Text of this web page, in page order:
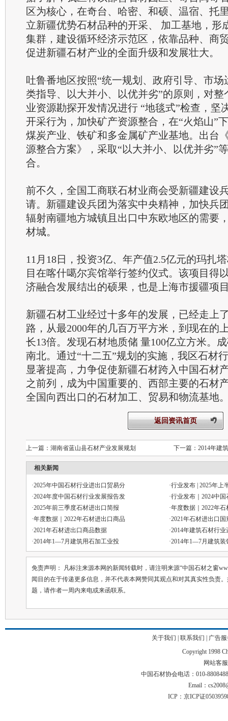
区为核心，在奇台、哈密、和硕、温宿、托
立新疆优势石材品种的开采、 加工基地，形
集群，建设循环经济示范区，依靠品种、商
促进新疆石材产业的全面升级和发展壮大。
吐鲁番地区按照“统一规划、政府引导、市
类指导、以大并小、以优并劣”的原则，对整
业资源勘探开发情况进行 “地毯式”检查，坚
开采行为，加快矿产资源整合，在“火焰山”
煤炭产业、铁矿和多金属矿产业基地。出台
源整合方案》，采取“以大并小、以优并劣”
合。
前不久，全国工商联石材业商会受新疆建设
请。新疆建设兵团为落实中央精神，加快兵
辐射南疆地方城镇且出口中东欧地区的需要
材城。
11月18日，投资3亿、年产值2.5亿元的玛扎
目在喀什噶尔宾馆举行签约仪式。该项目得
济融合发展结出的硕果，也是上海市援疆项
新疆石材工业经过十多年的发展，已经走上
路，从最2000年的几百万平方米，到现在的
长13倍。发现石材地质储 量100亿立方米。
南北。通过“十二五”规划的实施，我区石材
显著提高，力争促使新疆石材跨入中国石材
之前列，成为中国重要的、西部主要的石材
全国向西出口的石材加工、贸易和物流基地
返回资讯首页
上一篇： 湖南省蓝山县石材产业发展规划 下一篇： 2014年建
相关新闻
·2025年中国石材行业进出口贸易分 ·行业发布 | 2025年上
·2024年度中国石材行业发展报告发 ·行业发布｜2024中
·2025年前三季度石材进出口简报 ·年度数据｜2022年
·年度数据｜2022年石材进出口商品 ·2021年石材进出口国
·2021年石材进出口商品数据 ·2014年建筑石材行
·2014年1—7月建筑用石加工业投 ·2014年1—7月建筑装
免责声明： 凡标注来源本网的新闻转载时，请注明来源“中国石材之窗
闻目的在于传递更多信息，并不代表本网赞同其观点和对其真实性负责
题，请作者一周内来电或来函联系。
关于我们 联系我们
广告
Copyright 1998
网站客
中国石材协会电话：010-
Email：
ICP：京ICP证